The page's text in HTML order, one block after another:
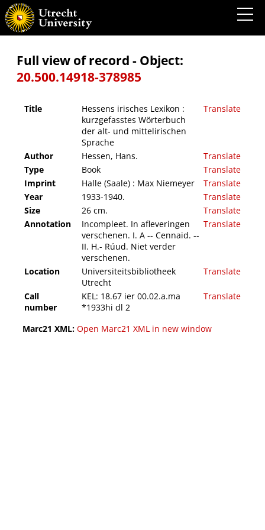
Hessens irisches Lexikon : kurzgefasstes Wörterbuch der alt- und mittelirischen
Sprache
Full view of record - Object:
20.500.14918-378985
Title
Hessens irisches Lexikon :
kurzgefasstes Wörterbuch
der alt- und mittelirischen
Sprache
Translate
Author Hessen, Hans.
Translate
Type
Book
Translate
Imprint
Halle (Saale) : Max Niemeyer
Translate
Year
1933-1940.
Translate
Size
26 cm.
Translate
Annotation
Incompleet. In afleveringen
verschenen. I. A -- Cennaid. --
II. H.- Rúud. Niet verder
verschenen.
Translate
Location
Universiteitsbibliotheek
Utrecht
Translate
Call
number
KEL: 18.67 ier 00.02.a.ma
*1933hi dl 2
Translate
Marc21 XML: Open Marc21 XML in new window